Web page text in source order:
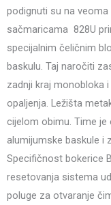
podignuti su na
sačmaricama 828U
specijalnim čeličnim
baskulu. Taj naročiti
zadnji kraj monobloka
opaljenja. Ležišta
cijelom obimu. Time
alumijumske baskule i
Specifičnost bokerice
resetovanja sistema
poluge za otvaranje